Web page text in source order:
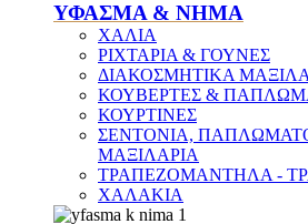
ΥΦΑΣΜΑ & ΝΗΜΑ
ΧΑΛΙΑ
ΡΙΧΤΑΡΙΑ & ΓΟΥΝΕΣ
ΔΙΑΚΟΣΜΗΤΙΚΑ
ΚΟΥΒΕΡΤΕΣ &
ΚΟΥΡΤΙΝΕΣ
ΣΕΝΤΟΝΙΑ,
ΜΑΞΙΛΑΡΙΑ
ΤΡΑΠΕΖΟΜΑΝΤΗΛΑ -
ΧΑΛΑΚΙΑ